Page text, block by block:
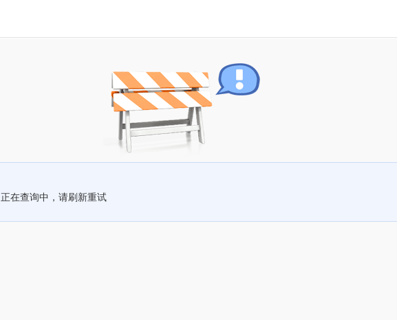
正在查询中，请刷新重试